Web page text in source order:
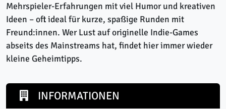
Mehrspieler-Erfahrungen mit viel Humor und kreativen
Ideen – oft ideal für kurze, spaßige Runden mit
Freund:innen. Wer Lust auf originelle Indie-Games
abseits des Mainstreams hat, findet hier immer wieder
kleine Geheimtipps.
INFORMATIONEN